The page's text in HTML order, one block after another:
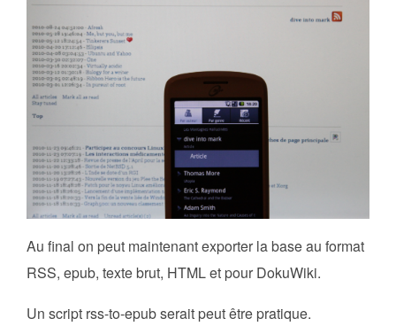
Au final on peut maintenant exporter la base au format
RSS, epub, texte brut, HTML et pour DokuWiki.
Un script rss-to-epub serait peut être pratique.